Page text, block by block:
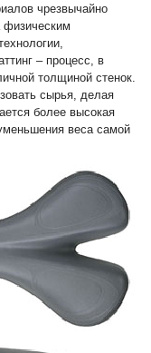
чрезвычайно
физическим
– процесс, в
толщиной стенок.
сырья, делая
более высокая
веса самой